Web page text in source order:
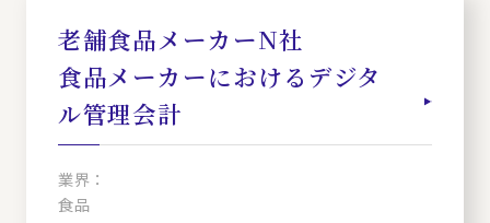
老舗食品メーカーN社
食品メーカーにおけるデジタ
ル管理会計
業界：
食品